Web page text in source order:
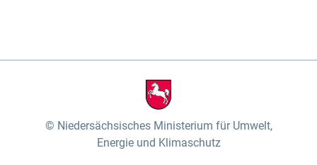
Niedersächsisches Ministerium für Umwelt,
Energie und Klimaschutz